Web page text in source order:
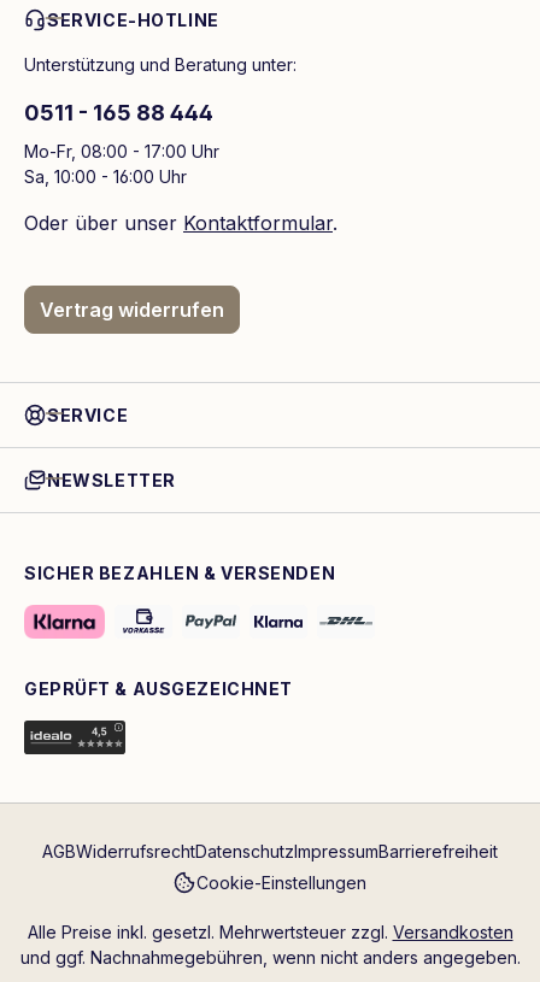
SERVICE-HOTLINE
Unterstützung und Beratung unter:
0511 - 165 88 444
Mo-Fr, 08:00 - 17:00 Uhr
Sa, 10:00 - 16:00 Uhr
Oder über unser Kontaktformular.
Vertrag widerrufen
SERVICE
NEWSLETTER
SICHER BEZAHLEN & VERSENDEN
GEPRÜFT & AUSGEZEICHNET
AGBWiderrufsrechtDatenschutzImpressumBarrierefreiheit
Cookie-Einstellungen
Alle Preise inkl. gesetzl. Mehrwertsteuer zzgl. Versandkosten
und ggf. Nachnahmegebühren, wenn nicht anders angegeben.